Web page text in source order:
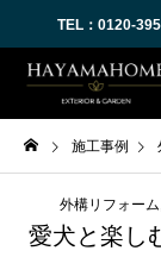
TEL：0120-
施工事例
外構リフォーム
愛犬と楽し